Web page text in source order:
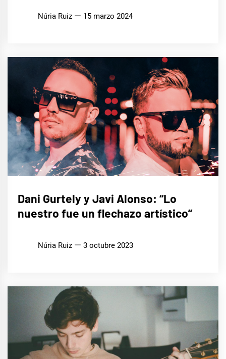
Núria Ruiz 15 marzo 2024
MÚSICA
Dani Gurtely y Javi Alonso: “Lo
nuestro fue un flechazo artístico”
Núria Ruiz 3 octubre 2023